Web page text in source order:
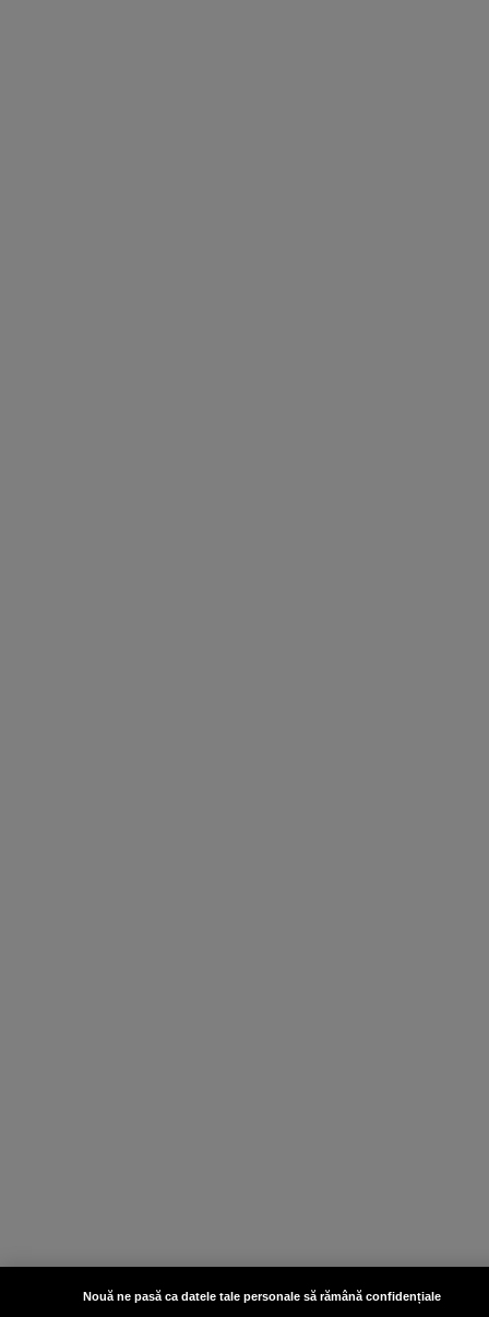
Nouă ne pasă ca datele tale personale să rămână confidențiale